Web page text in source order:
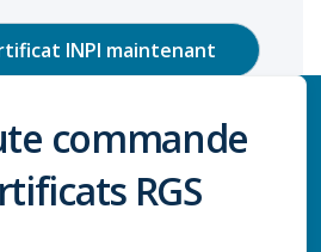
INPI maintenant
commande
RGS